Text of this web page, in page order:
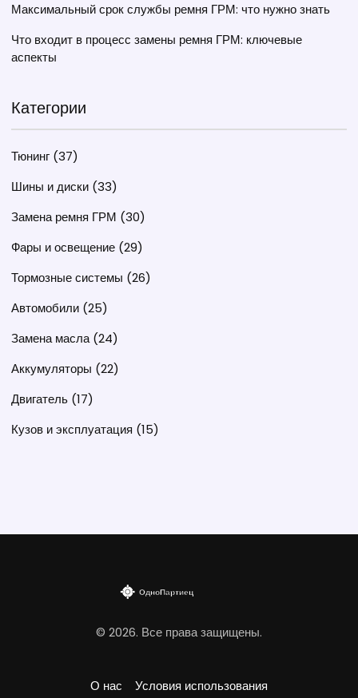
Максимальный срок службы ремня ГРМ: что нужно знать
Что входит в процесс замены ремня ГРМ: ключевые
аспекты
Категории
Тюнинг (37)
Шины и диски (33)
Замена ремня ГРМ (30)
Фары и освещение (29)
Тормозные системы (26)
Автомобили (25)
Замена масла(24)
Аккумуляторы (22)
Двигатель (17)
Кузов и эксплуатация (15)
© 2026. Все права защищены.
О нас Условия использования